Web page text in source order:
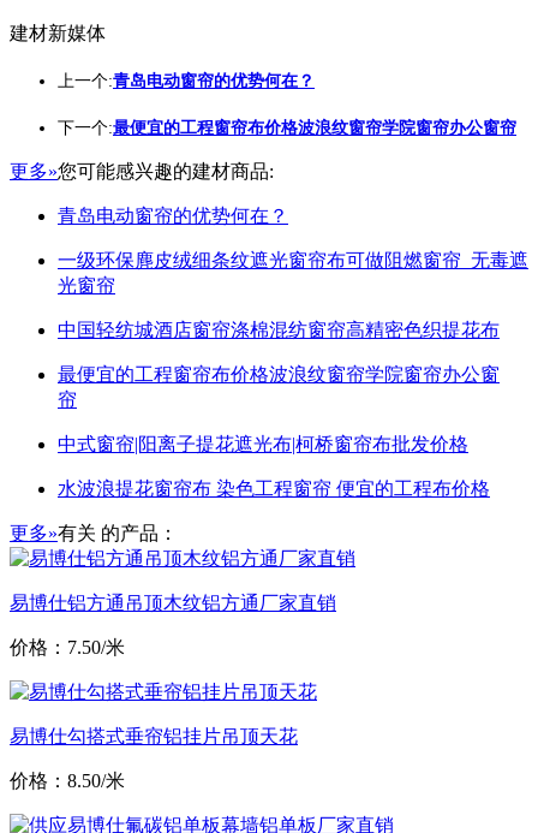
建材新媒体
上一个:青岛电动窗帘的优势何在？
下一个:最便宜的工程窗帘布价格波浪纹窗帘学院窗帘办公窗帘
更多»您可能感兴趣的建材商品:
青岛电动窗帘的优势何在？
一级环保麂皮绒细条纹遮光窗帘布可做阻燃窗帘_无毒遮
光窗帘
中国轻纺城酒店窗帘涤棉混纺窗帘高精密色织提花布
最便宜的工程窗帘布价格波浪纹窗帘学院窗帘办公窗
帘
中式窗帘|阳离子提花遮光布|柯桥窗帘布批发价格
水波浪提花窗帘布 染色工程窗帘 便宜的工程布价格
更多»有关 的产品：
易博仕铝方通吊顶木纹铝方通厂家直销
价格：7.50/米
易博仕勾搭式垂帘铝挂片吊顶天花
价格：8.50/米